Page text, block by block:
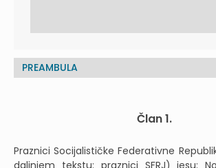
PREAMBULA
Član 1.
Praznici Socijalističke Federativne
daljnjem tekstu: praznici SFRJ) jesu: